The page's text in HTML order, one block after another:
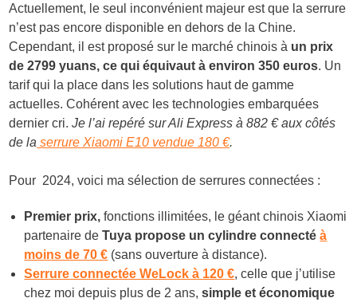
Actuellement, le seul inconvénient majeur est que la serrure
n’est pas encore disponible en dehors de la Chine.
Cependant, il est proposé sur le marché chinois à un prix
de 2799 yuans, ce qui équivaut à environ 350 euros. Un
tarif qui la place dans les solutions haut de gamme
actuelles. Cohérent avec les technologies embarquées
dernier cri.Je l’ai repéré sur Ali Express à 882 € aux côtés
de la serrure Xiaomi E10 vendue 180 €.
Pour 2024, voici ma sélection de serrures connectées :
Premier prix, fonctions illimitées, le géant chinois Xiaomi
partenaire deTuya propose un cylindre connectéà
moins de 70 € (sans ouverture à distance).
Serrure connectée WeLock à 120 €, celle que j’utilise
chez moi depuis plus de 2 ans,simple et économique